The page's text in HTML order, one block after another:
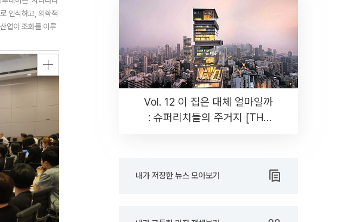
인식하고, 의학적
업이 조화를 이루
Vol. 12 이 집은 대체 얼마일까
: 슈퍼리치들의 주거지 [THE
내가 저장한 뉴스 모아보기